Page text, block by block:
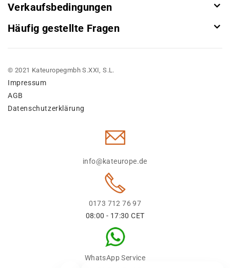
Verkaufsbedingungen
Häufig gestellte Fragen
© 2021 Kateuropegmbh S.XXI, S.L.
Impressum
AGB
Datenschutzerklärung
info@kateurope.de
0173 712 76 97
08:00 - 17:30 CET
WhatsApp Service